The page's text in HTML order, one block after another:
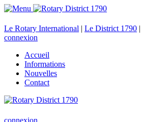
Le Rotary International | Le District 1790 |
connexion
Accueil
Informations
Nouvelles
Contact
connexion